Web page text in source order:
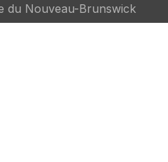
du Nouveau-Brunswick